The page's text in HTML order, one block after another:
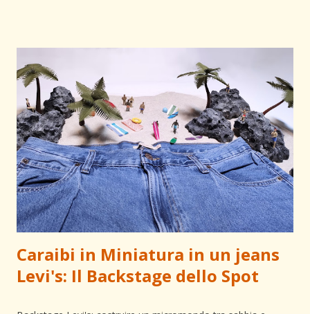
ligure millimetrico. La sfida è stata creare un micromondo
che invitasse i bambini all'esplorazione lenta, usando lenti
d'ingrandimento per scoprire ogni dettaglio nascosto tra le
scogliere. Dalla resina al micro-modellismo: Per rendere
l'acqua cristallina ho utilizzato resine trasparenti ad alta
resisten...
Caraibi in Miniatura in un jeans
Levi's: Il Backstage dello Spot